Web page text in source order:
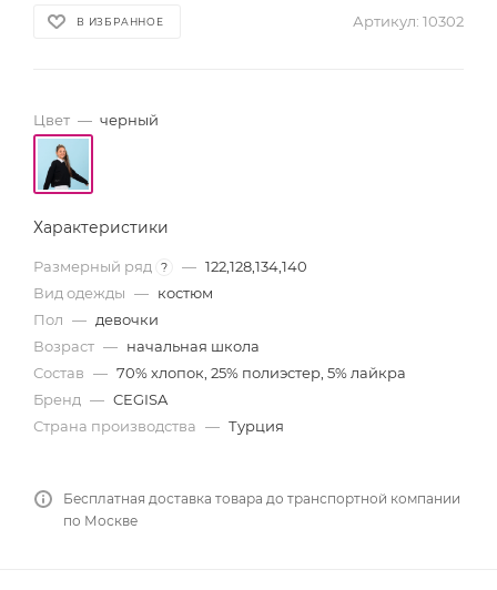
В ИЗБРАННОЕ Артикул: 10302
Цвет — черный
Характеристики
Размерный ряд ? — 122,128,134,140
Вид одежды — костюм
Пол — девочки
Возраст — начальная школа
Состав — 70% хлопок, 25% полиэстер, 5% лайкра
Бренд — CEGISA
Страна производства — Турция
Бесплатная доставка товара до транспортной компании
по Москве